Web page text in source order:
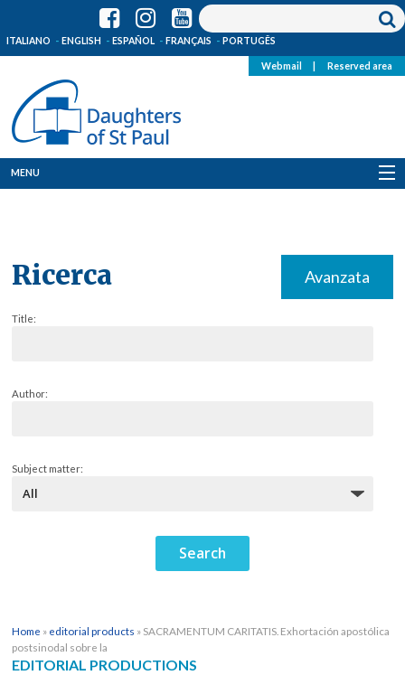
ITALIANO ENGLISH ESPAÑOL FRANÇAIS PORTUGÊS
Webmail Reserved area
MENU
Ricerca Avanzata
Title:
Author:
Subject matter:
Home » editorial products » SACRAMENTUM CARITATIS. Exhortación apostólica
postsinodal sobre la
EDITORIAL PRODUCTIONS